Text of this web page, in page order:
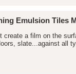
Emulsion Tiles
create a film on the
slate...against all